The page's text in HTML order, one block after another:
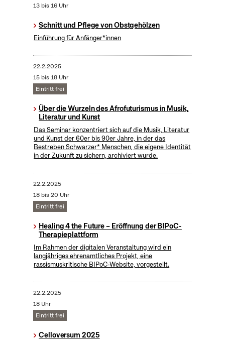
13 bis 16 Uhr
Schnitt und Pflege von Obstgehölzen
Einführung für Anfänger*innen
22.2.2025
15 bis 18 Uhr
Eintritt frei
Über die Wurzeln des Afrofuturismus in Musik,
Literatur und Kunst
Das Seminar konzentriert sich auf die Musik, Literatur
und Kunst der 60er bis 90er Jahre, in der das
Bestreben Schwarzer* Menschen, die eigene Identität
in der Zukunft zu sichern, archiviert wurde.
22.2.2025
18 bis 20 Uhr
Eintritt frei
Healing 4 the Future – Eröffnung der BIPoC-
Therapieplattform
Im Rahmen der digitalen Veranstaltung wird ein
langjähriges ehrenamtliches Projekt, eine
rassismuskritische BIPoC-Website, vorgestellt.
22.2.2025
18 Uhr
Eintritt frei
Celloversum 2025